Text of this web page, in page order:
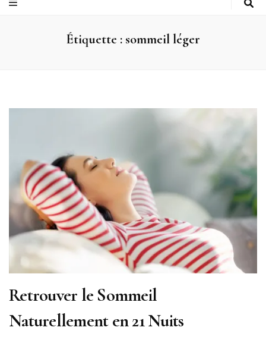
Étiquette : sommeil léger
Retrouver le Sommeil
Naturellement en 21 Nuits